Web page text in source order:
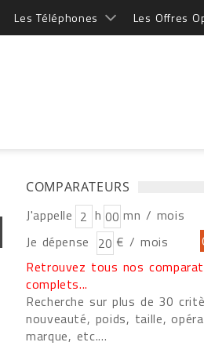
Les Téléphones Les Offres
COMPARATEURS
J'appelle h
mn / mois
Je dépense
€ / mois
Retrouvez tous nos
complets...
Recherche sur plus de 30
nouveauté, poids, taille,
marque, etc....